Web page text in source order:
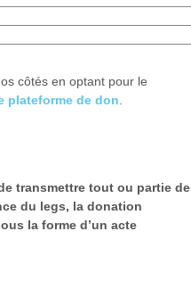
côtés en optant pour le
plateforme de don
transmettre tout ou partie de
du legs, la donation
la forme d’un acte